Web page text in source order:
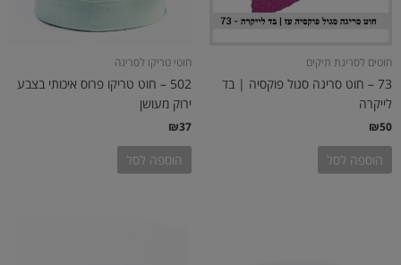
חוטים לסריגת תיקים
73 – חוט סריגה סגול פוקסיה | בד
לייקרה
₪50
הוספה לסל
חוטי טריקו לסריגה
502 – חוט טריקו פרוס איכותי בצבע
ירוק מעושן
₪37
הוספה לסל